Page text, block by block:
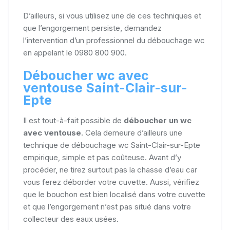
D’ailleurs, si vous utilisez une de ces techniques et
que l’engorgement persiste, demandez
l’intervention d’un professionnel du débouchage wc
en appelant le 0980 800 900.
Déboucher wc avec
ventouse Saint-Clair-sur-
Epte
Il est tout-à-fait possible de déboucher un wc
avec ventouse. Cela demeure d’ailleurs une
technique de débouchage wc Saint-Clair-sur-Epte
empirique, simple et pas coûteuse. Avant d’y
procéder, ne tirez surtout pas la chasse d’eau car
vous ferez déborder votre cuvette. Aussi, vérifiez
que le bouchon est bien localisé dans votre cuvette
et que l’engorgement n’est pas situé dans votre
collecteur des eaux usées.